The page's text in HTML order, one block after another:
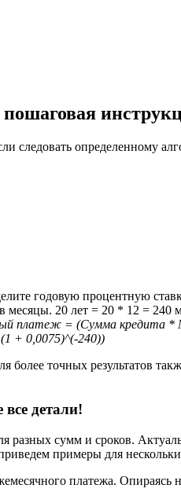
следовать определенному
годовую процентную
месяцы. 20 лет = 20 * 12 = 240
платеж = (Сумма кредита *
+ 0,0075)^(-240))
точных результатов
детали!
сумм и сроков.
примеры для
платежа.